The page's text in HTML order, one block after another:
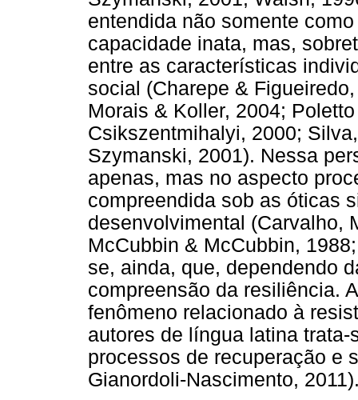
entendida não somente
capacidade inata, mas,
entre as características
social (Charepe &
Morais & Koller, 2004;
Csikszentmihalyi, 2000;
Szymanski, 2001). Nessa
apenas, mas no aspecto
compreendida sob as óticas
desenvolvimental (Carvalho,
McCubbin & McCubbin,
se, ainda, que, dependendo
compreensão da resiliência.
fenômeno relacionado à
autores de língua latina
processos de recuperação e
Gianordoli-Nascimento,